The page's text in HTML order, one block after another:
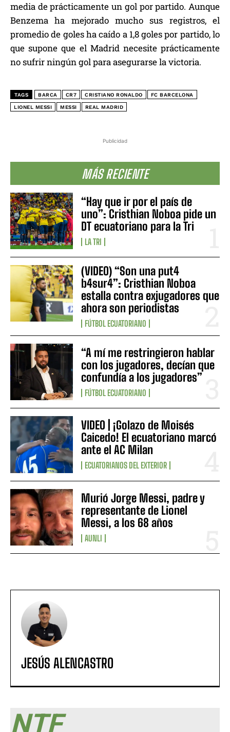
Publicidad
MÁS RECIENTE
“Hay que ir por el país de
uno”: Cristhian Noboa pide un
DT ecuatoriano para la Tri
LA TRI
(VIDEO) “Son una put4
b4sur4”: Cristhian Noboa
estalla contra exjugadores que
ahora son periodistas
FÚTBOL ECUATORIANO
“A mí me restringieron hablar
con los jugadores, decían que
confundía a los jugadores”
FÚTBOL ECUATORIANO
VIDEO | ¡Golazo de Moisés
Caicedo! El ecuatoriano marcó
ante el AC Milan
ECUATORIANOS DEL EXTERIOR
Murió Jorge Messi, padre y
representante de Lionel
Messi, a los 68 años
AUNLI
media de prácticamente un gol por partido. Aunque
Benzema ha mejorado mucho sus registros, el
promedio de goles ha caído a 1,8 goles por partido, lo
que supone que el Madrid necesite prácticamente
no sufrir ningún gol para asegurarse la victoria.
TAGS BARCA CR7 CRISTIANO RONALDO FC BARCELONA
LIONEL MESSI MESSI REAL MADRID
JESÚS ALENCASTRO
NTF